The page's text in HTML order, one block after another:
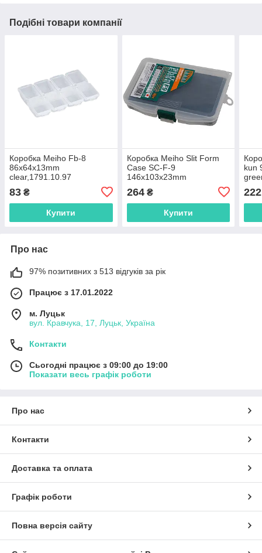
Подібні товари компанії
Коробка Meiho Fb-8
86x64x13mm
clear,1791.10.97
83 ₴
Купити
Коробка Meiho Slit Form
Case SC-F-9
146x103x23mm
264₴
Купити
kun
222
Про нас
97% позитивних з 513 відгуків за рік
Працює з 17.01.2022
м. Луцьк
вул. Кравчука, 17, Луцьк, Україна
Контакти
Сьогодні працює з 09:00 до 19:00
Показати весь графік роботи
Про нас
Контакти
Доставка та оплата
Графік роботи
Повна версія сайту